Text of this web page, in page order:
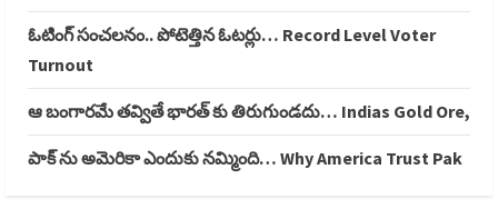
ఓటింగ్ సంచలనం.. పోటెత్తిన ఓటర్లు… Record Level Voter
Turnout
ఆ బంగారమే తవ్వితే భారత్ కు తిరుగుండదు… Indias Gold Ore,
పాక్ ను అమెరికా ఎందుకు నమ్మింది… Why America Trust Pak